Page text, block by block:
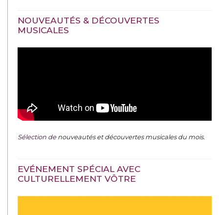
NOUVEAUTÉS & DÉCOUVERTES
MUSICALES
Sélection denouveautés et découvertes musicales du mois.
EVÉNEMENT SPÉCIAL AVEC
CULTURELLEMENT VÔTRE